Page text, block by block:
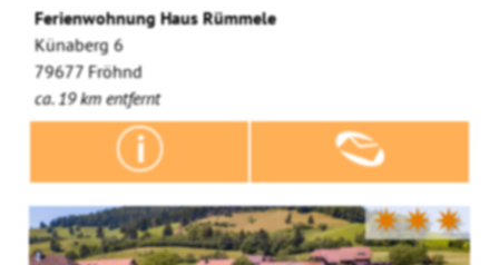
Ferienwohnung Haus Rümmele
Künaberg 6
79677 Fröhnd
ca. 19 km entfernt
✷✷✷